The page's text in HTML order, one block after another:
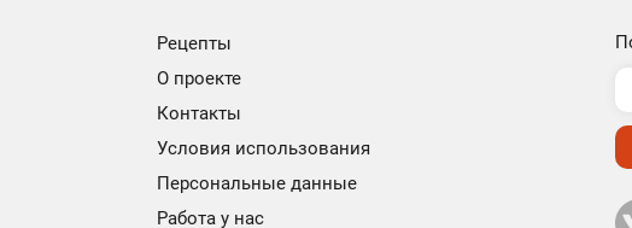
Рецепты
О проекте
Контакты
Условия использования
Персональные данные
Работа у нас